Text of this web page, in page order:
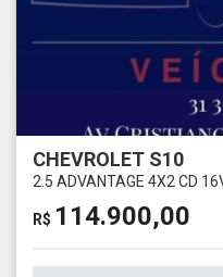
CHEVROLET S10
2.5 ADVANTAGE 4X2 CD
R$ 114.900,00